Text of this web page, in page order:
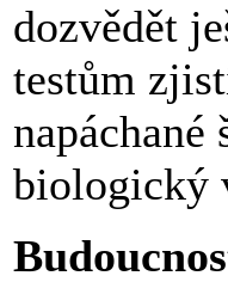
dozvědět
testům
biologický